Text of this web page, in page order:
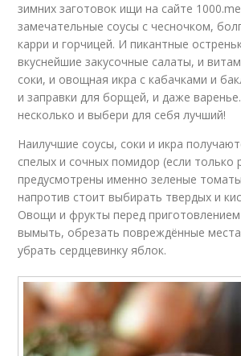
зимних заготовок ищи на сайте
замечательные соусы с чесночком,
карри и горчицей. И пикантные
вкуснейшие закусочные салаты, и
соки, и овощная икра с кабачками и
и заправки для борщей, и даже
несколько и выбери для себя лучший!
Наилучшие соусы, соки и икра
спелых и сочных помидор (если только
предусмотрены именно зеленые
напротив стоит выбирать твердых и
Овощи и фрукты перед
вымыть, обрезать повреждённые
убрать сердцевинку яблок.